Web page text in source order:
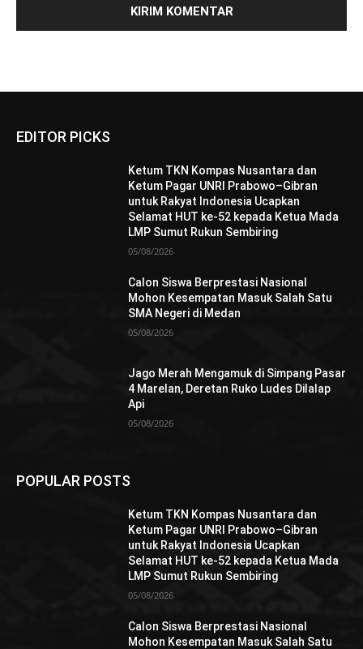
EDITOR PICKS
Ketum TKN Kompas Nusantara dan
Ketum Pagar UNRI Prabowo–Gibran
untuk Rakyat Indonesia Ucapkan
Selamat HUT ke-52 kepada Ketua Mada
LMP Sumut Rukun Sembiring
05/08/2026
Calon Siswa Berprestasi Nasional
Mohon Kesempatan Masuk Salah Satu
SMA Negeri di Medan
05/08/2026
Jago Merah Mengamuk di Simpang Pasar
4 Marelan, Deretan Ruko Ludes Dilalap
Api
05/08/2026
POPULAR POSTS
Ketum TKN Kompas Nusantara dan
Ketum Pagar UNRI Prabowo–Gibran
untuk Rakyat Indonesia Ucapkan
Selamat HUT ke-52 kepada Ketua Mada
LMP Sumut Rukun Sembiring
05/08/2026
Calon Siswa Berprestasi Nasional
Mohon Kesempatan Masuk Salah Satu